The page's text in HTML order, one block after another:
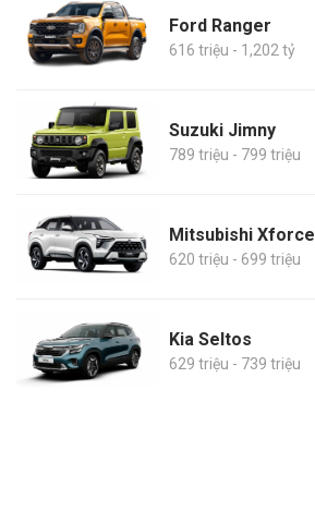
Ford Ranger
616 triệu - 1,202 tỷ
Suzuki Jimny
789 triệu - 799 triệu
Mitsubishi Xforce
620 triệu - 699 triệu
Kia Seltos
629 triệu - 739 triệu